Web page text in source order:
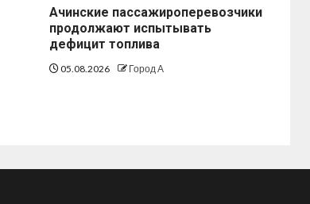
Ачинские пассажироперевозчики
продолжают испытывать
дефицит топлива
05.08.2026 Город А